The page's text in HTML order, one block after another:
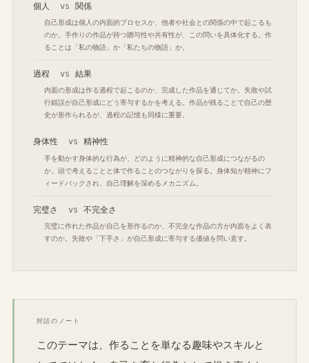
個人 vs 関係
自己形成は個人の内面的プロセスか、他者や社会との関係の中で起こるも
のか。手作りの作品が持つ贈与性や共有性が、この問いを具体化する。作
ることは「私の物語」か「私たちの物語」か。
過程 vs 結果
内面の形成は作る過程で起こるのか、完成した作品を通じてか。失敗や試
行錯誤が自己形成にどう寄与するかを考える。作品が残ることで自己の歴
史が形作られるが、過程の記憶も同様に重要。
身体性 vs 精神性
手を動かす身体的な行為が、どのように精神的な自己形成につながるの
か。頭で考えることと体で作ることのつながりを探る。身体知が精神にフ
ィードバックされ、自己理解を深めるメカニズム。
完璧さ vs 不完全さ
完璧に作れた作品が自己を形作るのか、不完全な作品の方が内面をよく表
すのか。失敗や「下手さ」が自己形成に寄与する価値を問い直す。
対話のノート
このテーマは、作ることを単なる趣味やスキルと